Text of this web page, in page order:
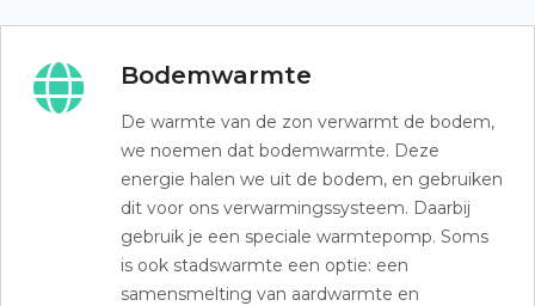
Bodemwarmte
De warmte van de zon verwarmt de bodem,
we noemen dat bodemwarmte. Deze
energie halen we uit de bodem, en gebruiken
dit voor ons verwarmingssysteem. Daarbij
gebruik je een speciale warmtepomp. Soms
is ook stadswarmte een optie: een
samensmelting van aardwarmte en